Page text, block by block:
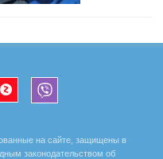
на сайте, защищены в
законодательством об